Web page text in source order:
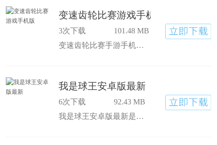
变速齿轮比赛游戏手机版
3次下载
101.48 MB
变速齿轮比赛手游手机最新版可以在手机上玩了，随时随地都能来一场精彩刺激的竞速体验。变速齿轮比赛手游下载后即可体验！
我是球王安卓版最新
6次下载
92.43 MB
我是球王安卓版最新是一款非常好玩的足球竞技you8xi，多种足球赛事模式都是可以让玩家在游戏中尽情的玩耍体验，流畅快捷的足球操作模式都是很精彩炫酷的。玩家在我是球王最新版游戏中比赛还可以做出各种的花式足球动作，传球射门带来的体验感也是很强的，多种的球员数据互动，给你非凡的游戏体验。